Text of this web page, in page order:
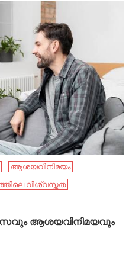
ആശയവിനിമയം
വിശ്വസ്തത
ആശയവിനിമയവും